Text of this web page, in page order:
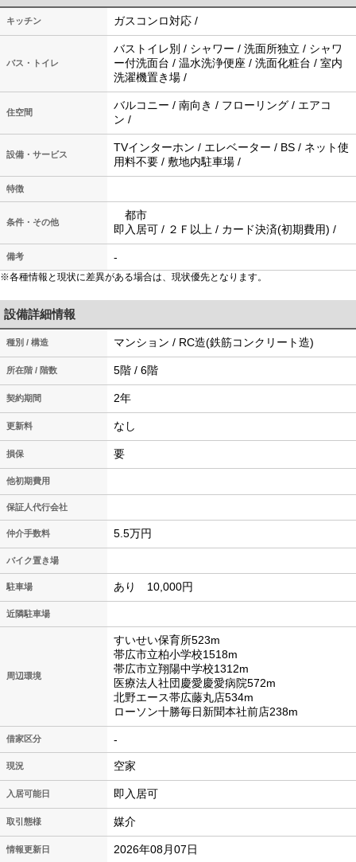
キッチン ガスコンロ対応 /
バス・トイレ
バストイレ別 / シャワー / 洗面所独立 / シャワ
ー付洗面台 / 温水洗浄便座 / 洗面化粧台 / 室内
洗濯機置き場 /
住空間
バルコニー / 南向き / フローリング / エアコ
ン /
設備・サービス
TVインターホン / エレベーター / BS / ネット使
用料不要 / 敷地内駐車場 /
特徴
条件・その他
都市
即入居可 / ２Ｆ以上 / カード決済(初期費用) /
備考 -
※各種情報と現状に差異がある場合は、現状優先となります。
設備詳細情報
種別 / 構造 マンション / RC造(鉄筋コンクリート造)
所在階 / 階数 5階 / 6階
契約期間 2年
更新料 なし
損保 要
他初期費用
保証人代行会社
仲介手数料 5.5万円
バイク置き場
駐車場 あり 10,000円
近隣駐車場
周辺環境
すいせい保育所523m
帯広市立柏小学校1518m
帯広市立翔陽中学校1312m
医療法人社団慶愛慶愛病院572m
北野エース帯広藤丸店534m
ローソン十勝毎日新聞本社前店238m
借家区分 -
現況 空家
入居可能日 即入居可
取引態様 媒介
情報更新日 2026年08月07日